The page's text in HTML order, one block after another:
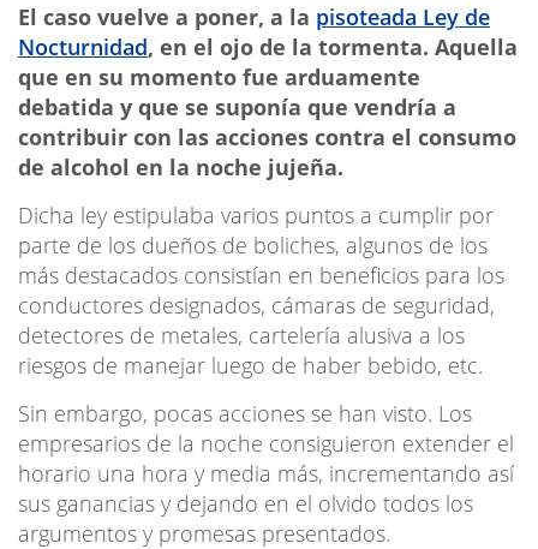
El caso vuelve a poner, a la pisoteada Ley de
Nocturnidad, en el ojo de la tormenta. Aquella
que en su momento fue arduamente
debatida y que se suponía que vendría a
contribuir con las acciones contra el consumo
de alcohol en la noche jujeña.
Dicha ley estipulaba varios puntos a cumplir por
parte de los dueños de boliches, algunos de los
más destacados consistían en beneficios para los
conductores designados, cámaras de seguridad,
detectores de metales, cartelería alusiva a los
riesgos de manejar luego de haber bebido, etc.
Sin embargo, pocas acciones se han visto. Los
empresarios de la noche consiguieron extender el
horario una hora y media más, incrementando así
sus ganancias y dejando en el olvido todos los
argumentos y promesas presentados.